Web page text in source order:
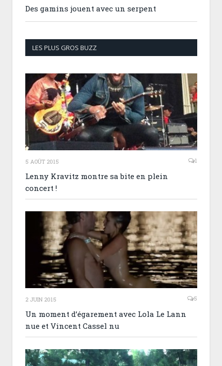
Des gamins jouent avec un serpent
LES PLUS GROS BUZZ
5 AOÛT 2015 1
Lenny Kravitz montre sa bite en plein
concert !
2 JUIN 2015 5
Un moment d’égarement avec Lola Le Lann
nue et Vincent Cassel nu